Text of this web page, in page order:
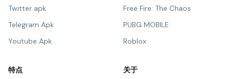
Twitter apk
Telegram Apk
Youtube Apk
Free Fire: The Chaos
PUBG MOBILE
Roblox
特点 关于